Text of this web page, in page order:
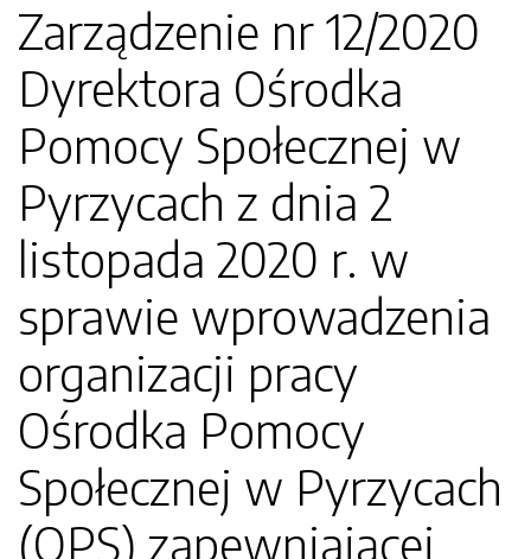
Zarządzenie nr 12/2020
Dyrektora Ośrodka
Pomocy Społecznej w
Pyrzycach z dnia 2
listopada 2020 r. w
sprawie wprowadzenia
organizacji pracy
Ośrodka Pomocy
Społecznej w Pyrzycach
(OPS) zapewniającej